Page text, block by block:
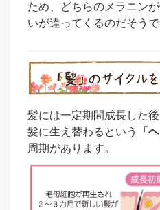
ため、どちらのメラニン
いが違ってくるのだそうで
髪には一定期間成長した
髪に生え替わるという
「
周期があります。